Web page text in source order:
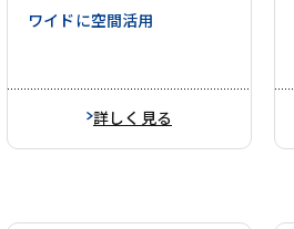
ワイドに空間活用
詳しく見る